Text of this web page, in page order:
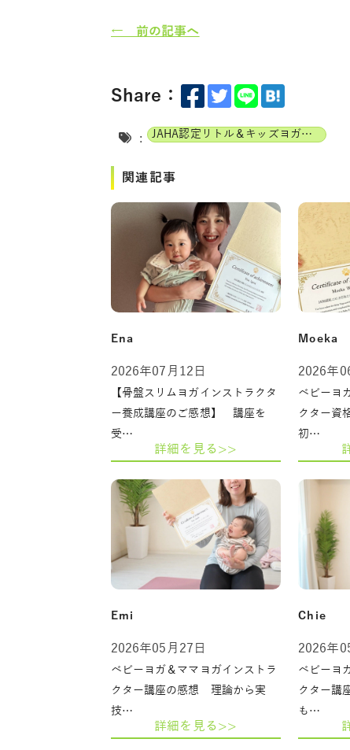
← 前の記事へ
Share：
: JAHA認定リトル＆キッズヨガインストラクター
関連記事
Ena
2026年07月12日
【骨盤スリムヨガインストラクタ
ー養成講座のご感想】 講座を
受…
詳細を見る>>
Moeka
2026年
ベビーヨ
クター資
初…
Emi
2026年05月27日
ベビーヨガ＆ママヨガインストラ
クター講座の感想 理論から実
技…
詳細を見る>>
Chie
2026年
ベビーヨ
クター講
も…